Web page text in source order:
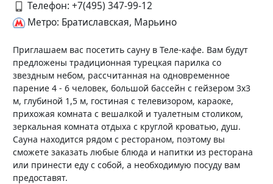
Телефон: +7(495) 347-99-12
Метро: Братиславская, Марьино
Приглашаем вас посетить сауну в Теле-кафе. Вам будут
предложены традиционная турецкая парилка со
звездным небом, рассчитанная на одновременное
парение 4 - 6 человек, большой бассейн с гейзером 3х3
м, глубиной 1,5 м, гостиная с телевизором, караоке,
прихожая комната с вешалкой и туалетным столиком,
зеркальная комната отдыха с круглой кроватью, душ.
Сауна находится рядом с рестораном, поэтому вы
сможете заказать любые блюда и напитки из ресторана
или принести еду с собой, а необходимую посуду вам
предоставят.